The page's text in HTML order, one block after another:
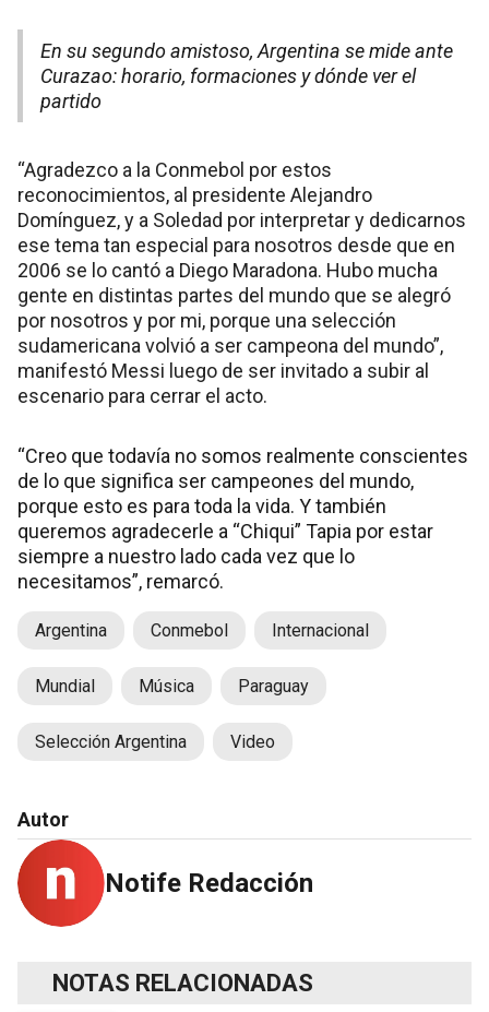
En su segundo amistoso, Argentina se mide ante
Curazao: horario, formaciones y dónde ver el
partido
“Agradezco a la Conmebol por estos
reconocimientos, al presidente Alejandro
Domínguez, y a Soledad por interpretar y dedicarnos
ese tema tan especial para nosotros desde que en
2006 se lo cantó a Diego Maradona. Hubo mucha
gente en distintas partes del mundo que se alegró
por nosotros y por mi, porque una selección
sudamericana volvió a ser campeona del mundo”,
manifestó Messi luego de ser invitado a subir al
escenario para cerrar el acto.
“Creo que todavía no somos realmente conscientes
de lo que significa ser campeones del mundo,
porque esto es para toda la vida. Y también
queremos agradecerle a “Chiqui” Tapia por estar
siempre a nuestro lado cada vez que lo
necesitamos”, remarcó.
Argentina Conmebol Internacional
Mundial Música Paraguay
Selección Argentina Video
Autor
Notife Redacción
NOTAS RELACIONADAS